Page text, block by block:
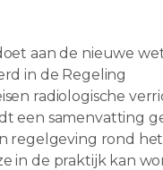
aan de nieuwe
in de Regeling
radiologische
een samenvatting
regelgeving rond
in de praktijk kan